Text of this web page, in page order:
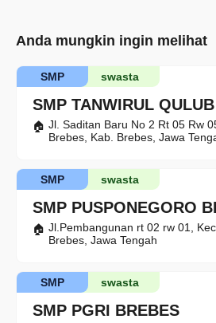
Anda mungkin ingin melihat
SMP TANWIRUL
swasta
SMP
Jl. Saditan Baru No 2 Rt 05 Rw
Brebes, Kab. Brebes, Jawa
SMP PUSPONEGORO
swasta
SMP
Jl.Pembangunan rt 02 rw 01,
Brebes, Jawa Tengah
SMP PGRI BREBES
swasta
SMP